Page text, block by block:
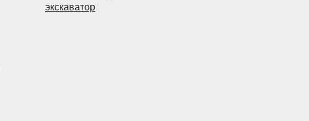
экскаватор